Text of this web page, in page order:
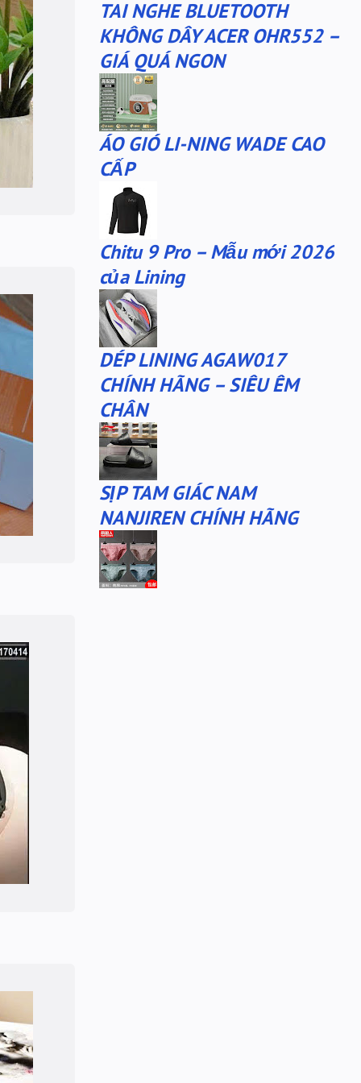
sale
sale giày anta
san-sale
tai nghe
tai-nghe
túi đeo chéo
tất nanjiren
Áo khoác 361
áo anta
áo cartelo
áo khoác adidas
TAI NGHE BLUETOOTH
KHÔNG DÂY ACER OHR552 –
GIÁ QUÁ NGON
ÁO GIÓ LI-NING WADE CAO
CẤP
Chitu 9 Pro – Mẫu mới 2026
của Lining
DÉP LINING AGAW017
CHÍNH HÃNG – SIÊU ÊM
CHÂN
SỊP TAM GIÁC NAM
NANJIREN CHÍNH HÃNG